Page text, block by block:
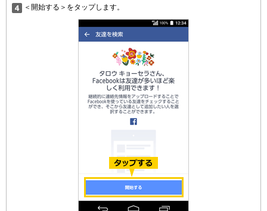
＜開始する＞をタップします。